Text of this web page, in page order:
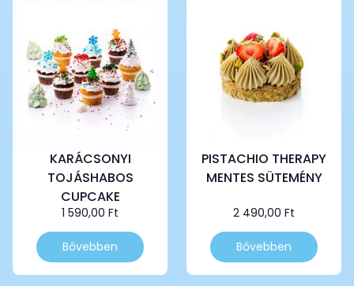
KARÁCSONYI
TOJÁSHABOS
CUPCAKE
1 590,00 Ft
Bővebben
PISTACHIO THERAPY
MENTES SÜTEMÉNY
2 490,00 Ft
Bővebben